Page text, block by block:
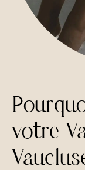
votre